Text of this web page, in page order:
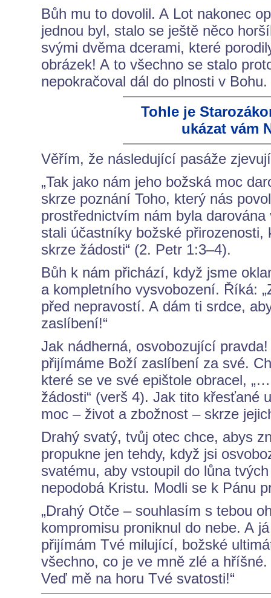
Bůh mu to dovolil. A Lot nakonec
jednou byl, stalo se ještě něco
svými dvěma dcerami, které
obrázek! A to všechno se stalo
nepokračoval dál do plnosti v Bohu.
Tohle je
ukázat vám
Věřím, že následující pasáže
„Tak jako nám jeho božská moc
skrze poznání Toho, který nás
prostřednictvím nám byla
stali účastníky božské
skrze žádosti“ (2. Petr 1:3–4).
Bůh k nám přichází, když jsme
a kompletního vysvobození. Říká:
před nepravostí. A dám ti srdce,
zaslíbení!“
Jak nádherná, osvobozující
přijímáme Boží zaslíbení za své.
které se ve své epištole obracel,
žádosti“ (verš 4). Jak tito křesťané
moc – život a zbožnost – skrze
Drahý svatý, tvůj otec chce, abys
propukne jen tehdy, když jsi
svatému, aby vstoupil do lůna
nepodobá Kristu. Modli se k Pánu
„Drahý Otče – souhlasím s tebou
kompromisu proniknul do nebe. A
přijímám Tvé milující, božské
všechno, co je ve mně zlé a
Veď mě na horu Tvé svatosti!“